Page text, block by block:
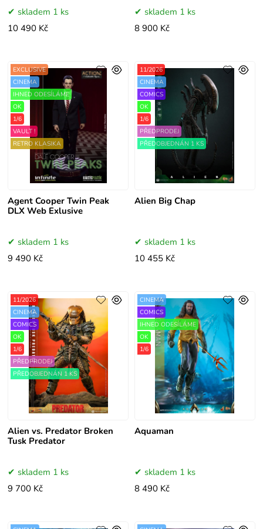
skladem 1 ks
10 490 Kč
skladem 1 ks
8 900 Kč
Agent Cooper Twin Peak
DLX Web Exlusive
EXCLUSIVE
CINEMA
IHNED ODESÍLÁME
OK
1/6
VAULT !
RETRO KLASIKA
skladem 1 ks
9 490 Kč
Alien Big Chap
11/2026
CINEMA
COMICS
OK
1/6
PŘEDPRODEJ
PŘEDOBJEDNÁN 1 KS
skladem 1 ks
10 455 Kč
Alien vs. Predator Broken
Tusk Predator
11/2026
CINEMA
COMICS
OK
1/6
PŘEDPRODEJ
PŘEDOBJEDNÁN 1 KS
skladem 1 ks
9 700 Kč
Aquaman
CINEMA
COMICS
IHNED ODESÍLÁME
OK
1/6
skladem 1 ks
8 490 Kč